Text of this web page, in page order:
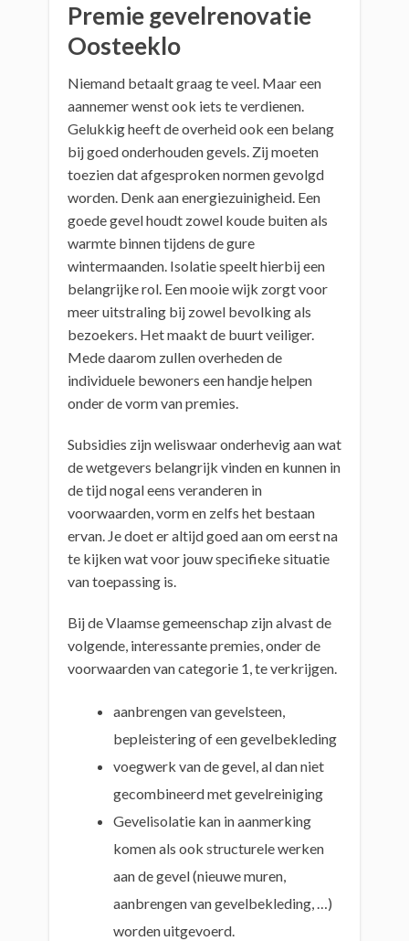
Premie gevelrenovatie
Oosteeklo
Niemand betaalt graag te veel. Maar een
aannemer wenst ook iets te verdienen.
Gelukkig heeft de overheid ook een belang
bij goed onderhouden gevels. Zij moeten
toezien dat afgesproken normen gevolgd
worden. Denk aan energiezuinigheid. Een
goede gevel houdt zowel koude buiten als
warmte binnen tijdens de gure
wintermaanden. Isolatie speelt hierbij een
belangrijke rol. Een mooie wijk zorgt voor
meer uitstraling bij zowel bevolking als
bezoekers. Het maakt de buurt veiliger.
Mede daarom zullen overheden de
individuele bewoners een handje helpen
onder de vorm van premies.
Subsidies zijn weliswaar onderhevig aan wat
de wetgevers belangrijk vinden en kunnen in
de tijd nogal eens veranderen in
voorwaarden, vorm en zelfs het bestaan
ervan. Je doet er altijd goed aan om eerst na
te kijken wat voor jouw specifieke situatie
van toepassing is.
Bij de Vlaamse gemeenschap zijn alvast de
volgende, interessante premies, onder de
voorwaarden van categorie 1, te verkrijgen.
aanbrengen van gevelsteen,
bepleistering of een gevelbekleding
voegwerk van de gevel, al dan niet
gecombineerd met gevelreiniging
Gevelisolatie kan in aanmerking
komen als ook structurele werken
aan de gevel (nieuwe muren,
aanbrengen van gevelbekleding, …)
worden uitgevoerd.